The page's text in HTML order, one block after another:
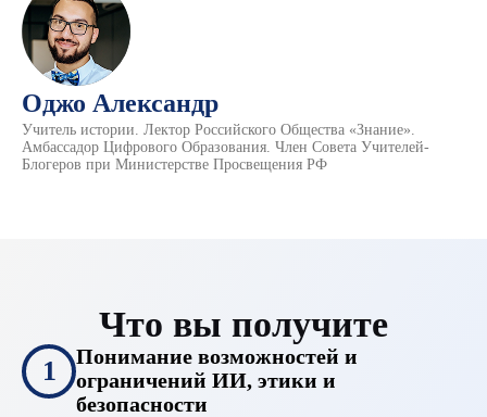
Оджо Александр
Учитель истории. Лектор Российского Общества «Знание».
Амбассадор Цифрового Образования. Член Совета Учителей-
Блогеров при Министерстве Просвещения РФ
Что вы получите
1
Понимание возможностей и
ограничений ИИ, этики и
безопасности